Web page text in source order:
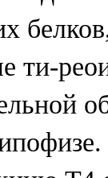
ти-